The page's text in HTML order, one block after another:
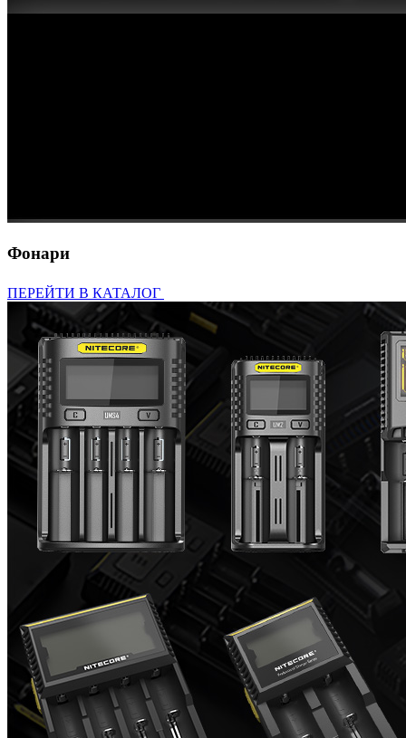
Фонари
ПЕРЕЙТИ В КАТАЛОГ